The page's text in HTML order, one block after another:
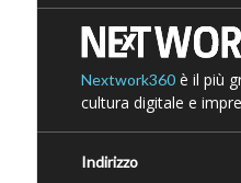
Nextwork360è il più
cultura digitale e
Indirizzo